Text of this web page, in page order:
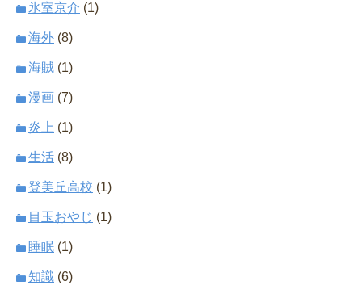
氷室京介 (1)
海外 (8)
海賊 (1)
漫画 (7)
炎上 (1)
生活 (8)
登美丘高校 (1)
目玉おやじ (1)
睡眠 (1)
知識 (6)